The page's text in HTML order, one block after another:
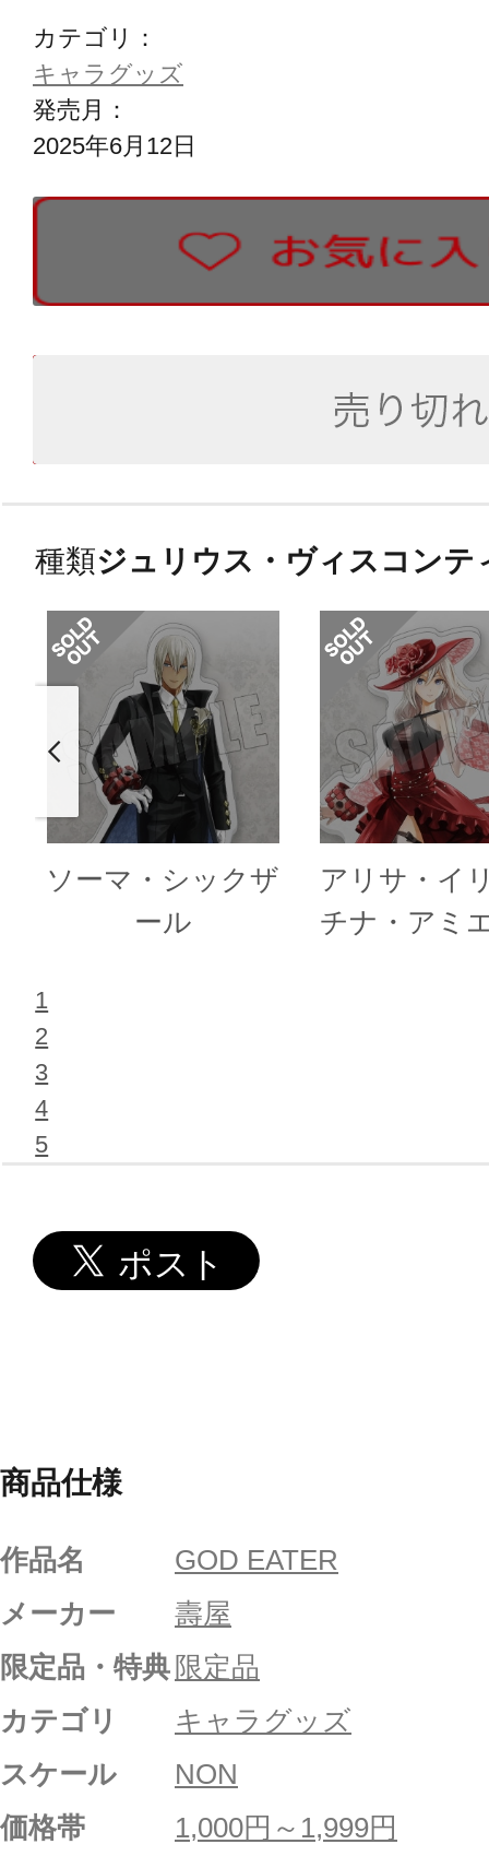
カテゴリ：
キャラグッズ
発売月：
2025年6月12日
種類ジュリウス・ヴィスコンテ
ソーマ・シックザ
ール
アリサ・イ
チナ・アミ
1
2
3
4
5
商品仕様
作品名
GOD EATER
メーカー
壽屋
限定品・特典 限定品
カテゴリ
キャラグッズ
スケール
NON
価格帯
1,000円～1,999円